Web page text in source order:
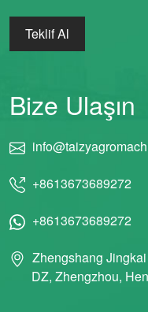
Teklif Al
Bize Ulaşın
+8613673689272
+8613673689272
Zhengshang
DZ, Zhengzhou,